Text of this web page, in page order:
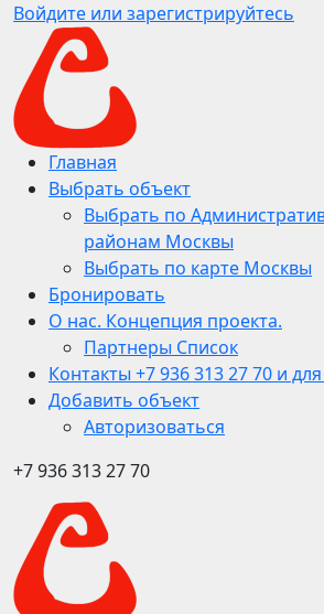
Войдите или зарегистрируйтесь
Главная
Выбрать объект
Выбрать по
районам Москвы
Выбрать по карте Москвы
Бронировать
О нас. Концепция проекта.
Партнеры Список
Контакты +7 936 313 27 70 и
Добавить объект
Авторизоваться
+7 936 313 27 70